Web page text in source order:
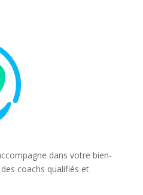
dans votre bien-
coachs qualifiés et